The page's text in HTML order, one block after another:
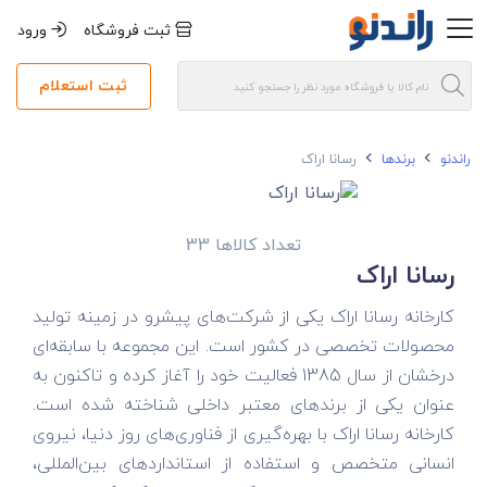
ثبت فروشگاه ورود
ثبت استعلام
راندنو برندها رسانا اراک
تعداد کالاها 33
رسانا اراک
کارخانه رسانا اراک یکی از شرکت‌های پیشرو در زمینه تولید
محصولات تخصصی در کشور است. این مجموعه با سابقه‌ای
درخشان از سال 1385 فعالیت خود را آغاز کرده و تاکنون به
عنوان یکی از برندهای معتبر داخلی شناخته شده است.
کارخانه رسانا اراک با بهره‌گیری از فناوری‌های روز دنیا، نیروی
انسانی متخصص و استفاده از استانداردهای بین‌المللی،